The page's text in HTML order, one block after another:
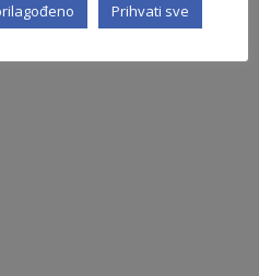
Prihvati sve